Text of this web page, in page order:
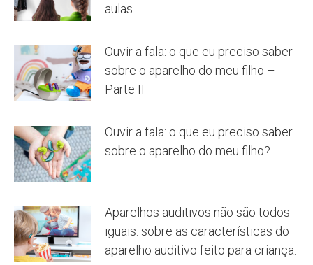
aulas
Ouvir a fala: o que eu preciso saber
sobre o aparelho do meu filho –
Parte II
Ouvir a fala: o que eu preciso saber
sobre o aparelho do meu filho?
Aparelhos auditivos não são todos
iguais: sobre as características do
aparelho auditivo feito para criança.